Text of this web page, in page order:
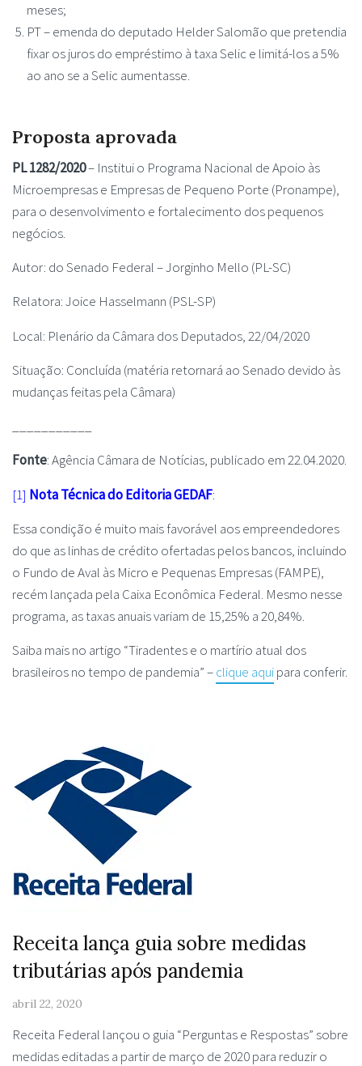
meses;
PT – emenda do deputado Helder Salomão que pretendia
fixar os juros do empréstimo à taxa Selic e limitá-los a 5%
ao ano se a Selic aumentasse.
Proposta aprovada
PL 1282/2020– Institui o Programa Nacional de Apoio às
Microempresas e Empresas de Pequeno Porte (Pronampe),
para o desenvolvimento e fortalecimento dos pequenos
negócios.
Autor: do Senado Federal – Jorginho Mello (PL-SC)
Relatora: Joice Hasselmann (PSL-SP)
Local: Plenário da Câmara dos Deputados, 22/04/2020
Situação: Concluída (matéria retornará ao Senado devido às
mudanças feitas pela Câmara)
Fonte: Agência Câmara de Notícias, publicado em 22.04.2020.
[1] Nota Técnica do Editoria GEDAF:
Essa condição é muito mais favorável aos empreendedores
do que as linhas de crédito ofertadas pelos bancos, incluindo
o Fundo de Aval às Micro e Pequenas Empresas (FAMPE),
recém lançada pela Caixa Econômica Federal. Mesmo nesse
programa, as taxas anuais variam de 15,25% a 20,84%.
Saiba mais no artigo “Tiradentes e o martírio atual dos
brasileiros no tempo de pandemia” –clique aquipara conferir.
Receita lança guia sobre medidas
tributárias após pandemia
abril 22, 2020
Receita Federal lançou o guia “Perguntas e Respostas” sobre
medidas editadas a partir de março de 2020 para reduzir o